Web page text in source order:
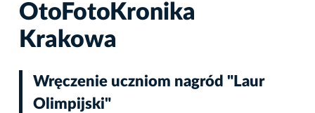
OtoFotoKronika
Krakowa
Wręczenie uczniom nagród "Laur
Olimpijski"